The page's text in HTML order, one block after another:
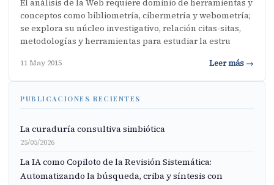
El análisis de la Web requiere dominio de herramientas y
conceptos como bibliometría, cibermetría y webometría;
se explora su núcleo investigativo, relación citas-sitas,
metodologías y herramientas para estudiar la estru
11 May 2015 Leer más →
PUBLICACIONES RECIENTES
La curaduría consultiva simbiótica
25/05/2026
La IA como Copiloto de la Revisión Sistemática:
Automatizando la búsqueda, criba y síntesis con